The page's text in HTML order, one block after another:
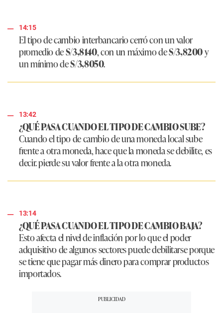
14:15
El tipo de cambio interbancario cerró con un valor
promedio deS/3,8140, con un máximo deS/3,8200y
un mínimo deS/3,8050.
13:42
¿QUÉ PASA CUANDO EL TIPO DE CAMBIO SUBE?
Cuando el tipo de cambio de una moneda local sube
frente a otra moneda, hace que la moneda se debilite, es
decir. pierde su valor frente a la otra moneda.
13:14
¿QUÉ PASA CUANDO EL TIPO DE CAMBIO BAJA?
Esto afecta el nivel de inflación por lo que el poder
adquisitivo de algunos sectores puede debilitarse porque
se tiene que pagar más dinero para comprar productos
importados.